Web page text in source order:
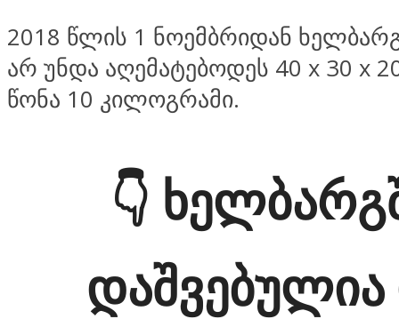
2018 წლის 1 ნოემბრიდან
არ უნდა აღემატებოდეს 40 x 30 x
წონა 10 კილოგრამი.
👇